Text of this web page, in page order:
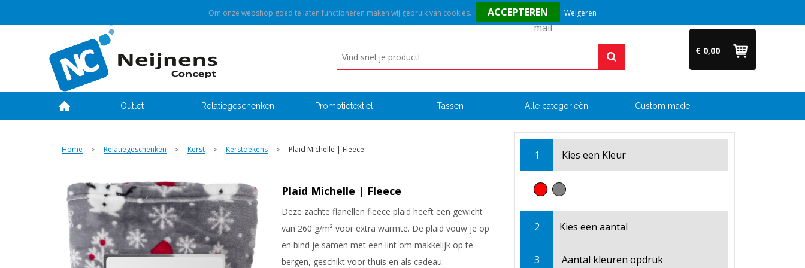
Vragen? Bel ons direct op +31 (0)6 54 33 52 04
€ 0,00
Outlet Relatiegeschenken Promotietextiel Tassen Alle categorieën Custom made
Home > Relatiegeschenken > Kerst > Kerstdekens > Plaid Michelle | Fleece 1 Kies een Kleur
2 Kies een aantal
3 Aantal kleuren opdruk
Plaid Michelle | Fleece
Deze zachte flanellen fleece plaid heeft een gewicht
van 260 g/m² voor extra warmte. De plaid vouw je op
en bind je samen met een lint om makkelijk op te
bergen, geschikt voor thuis en als cadeau.
Om onze webshop goed te laten functioneren maken wij gebruik van cookies. Weigeren